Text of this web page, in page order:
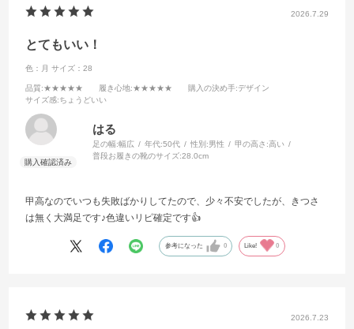
2026.7.29
とてもいい！
色：月 サイズ：28
品質:★★★★★ 履き心地:★★★★★ 購入の決め手:デザイン
サイズ感:ちょうどいい
はる
足の幅:幅広 年代:50代 性別:男性 甲の高さ:高い
普段お履きの靴のサイズ:28.0cm
甲高なのでいつも失敗ばかりしてたので、少々不安でしたが、きつさ
は無く大満足です♪色違いリピ確定です👍
参考になった 0 Like! 0
2026.7.23